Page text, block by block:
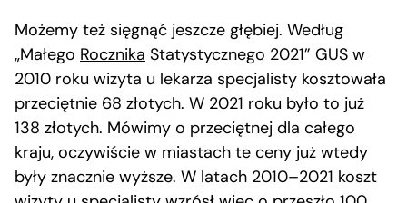
Możemy też sięgnąć jeszcze głębiej. Według
„Małego Rocznika Statystycznego 2021” GUS w
2010 roku wizyta u lekarza specjalisty kosztowała
przeciętnie 68 złotych. W 2021 roku było to już
138 złotych. Mówimy o przeciętnej dla całego
kraju, oczywiście w miastach te ceny już wtedy
były znacznie wyższe. W latach 2010–2021 koszt